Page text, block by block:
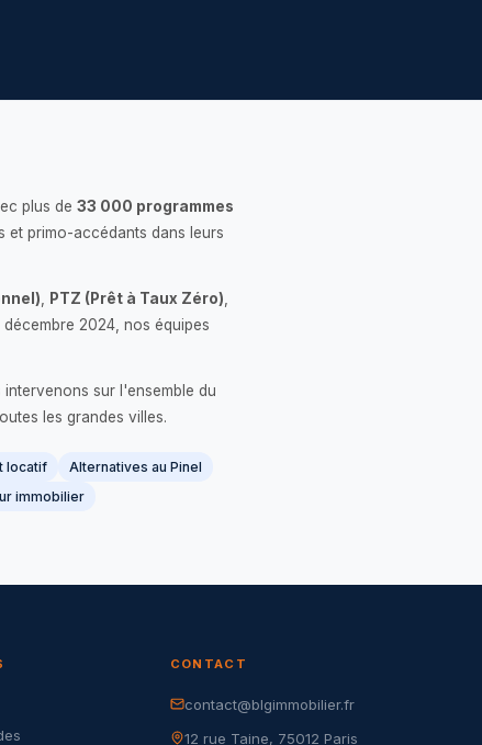
plus de 33 000 programmes
et primo-accédants dans leurs
PTZ (Prêt à Taux Zéro)
2024, nos équipes
intervenons sur l'ensemble du
les grandes villes.
locatif
Alternatives au Pinel
immobilier
CONTACT
contact@blgimmobilier.fr
12 rue Taine, 75012 Paris